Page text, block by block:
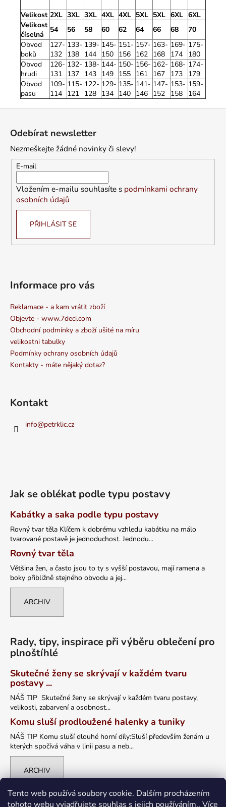
Tento web používá soubory cookie. Dalším procházením
tohoto webu vyjadřujete souhlas s jejich používáním.. Více
Velikost 2XL 3XL 3XL 4XL 4XL 5XL 5XL 6XL 6XL
Velikost
číselná
54 56 58 60 62 64 66 68
70
Obvod
boků
127-
132
133-
138
139-
144
145-
150
151-
156
157-
162
163-
168
169-
174
175-
180
Obvod
hrudi
126-
131
132-
137
138-
143
144-
149
150-
155
156-
161
162-
167
168-
173
174-
179
Obvod
pasu
109-
114
115-
121
122-
128
129-
134
135-
140
141-
146
147-
152
153-
158
159-
164
Odebírat newsletter
Nezmeškejte žádné novinky či slevy!
E-mail
Vložením e-mailu souhlasíte s podmínkami ochrany
osobních údajů
PŘIHLÁSIT SE
Informace pro vás
Reklamace - a kam vrátit zboží
Objevte - www.7deci.com
Obchodní podmínky a zboží ušité na míru
velikostni tabulky
Podmínky ochrany osobních údajů
Kontakty - máte nějaký dotaz?
Kontakt
info@petrklic.cz
Jak se oblékat podle typu postavy
Kabátky a saka podle typu postavy
Rovný tvar těla Klíčem k dobrému vzhledu kabátku na málo
tvarované postavě je jednoduchost. Jednodu...
Rovný tvar těla
Většina žen, a často jsou to ty s vyšší postavou, mají ramena a
boky přibližně stejného obvodu a jej...
ARCHIV
Rady, tipy, inspirace při výběru oblečení pro
plnoštíhlé
Skutečné ženy se skrývají v každém tvaru
postavy ...
NÁŠ TIP Skutečné ženy se skrývají v každém tvaru postavy,
velikosti, zabarvení a osobnost...
Komu sluší prodloužené halenky a tuniky
NÁŠ TIP Komu sluší dlouhé horní díly:Sluší především ženám u
kterých spočívá váha v linii pasu a neb...
ARCHIV